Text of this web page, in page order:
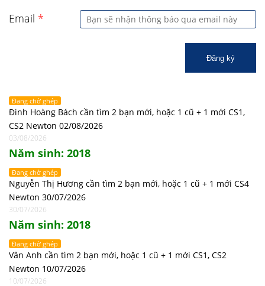
Email *
Đăng ký
Đang chờ ghép
Đinh Hoàng Bách cần tìm 2 bạn mới, hoặc 1 cũ + 1 mới CS1,
CS2 Newton 02/08/2026
03/08/2026
Năm sinh: 2018
Đang chờ ghép
Nguyễn Thị Hương cần tìm 2 bạn mới, hoặc 1 cũ + 1 mới CS4
Newton 30/07/2026
30/07/2026
Năm sinh: 2018
Đang chờ ghép
Vân Anh cần tìm 2 bạn mới, hoặc 1 cũ + 1 mới CS1, CS2
Newton 10/07/2026
10/07/2026